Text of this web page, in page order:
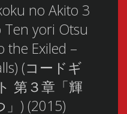
no Akito 3
Ten yori Otsu
the Exiled –
(コードギ
第３章「輝
) (2015)